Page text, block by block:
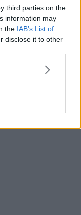
third parties on the
information may
the IAB’s List of
disclose it to other